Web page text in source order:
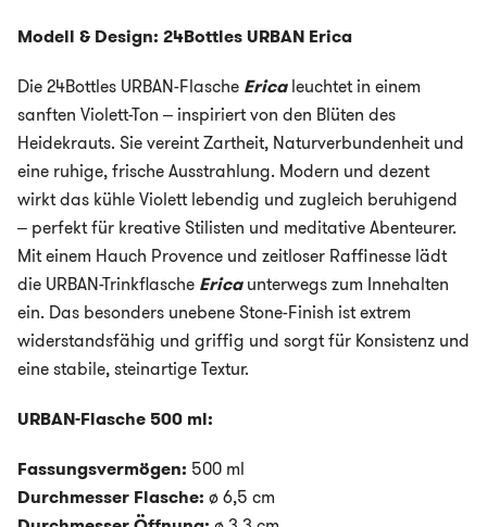
Modell & Design: 24Bottles URBAN Erica
Die 24Bottles URBAN-Flasche Ericaleuchtet in einem
sanften Violett-Ton – inspiriert von den Blüten des
Heidekrauts. Sie vereint Zartheit, Naturverbundenheit und
eine ruhige, frische Ausstrahlung. Modern und dezent
wirkt das kühle Violett lebendig und zugleich beruhigend
– perfekt für kreative Stilisten und meditative Abenteurer.
Mit einem Hauch Provence und zeitloser Raffinesse lädt
die URBAN-Trinkflasche Ericaunterwegs zum Innehalten
ein. Das besonders unebene Stone-Finish ist extrem
widerstandsfähig und griffig und sorgt für Konsistenz und
eine stabile, steinartige Textur.
URBAN-Flasche 500 ml:
Fassungsvermögen: 500 ml
Durchmesser Flasche: ø 6,5 cm